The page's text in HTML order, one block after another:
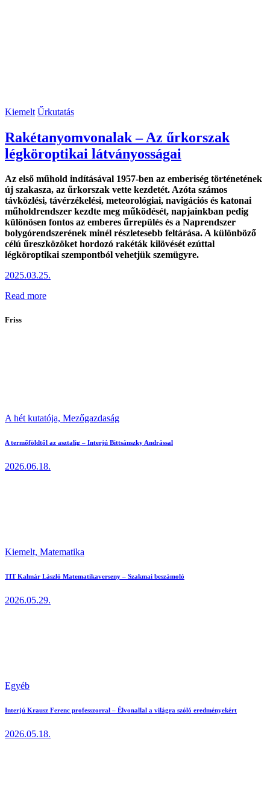
Kiemelt Űrkutatás
Rakétanyomvonalak – Az űrkorszak
légköroptikai látványosságai
Az első műhold indításával 1957-ben az emberiség történetének
új szakasza, az űrkorszak vette kezdetét. Azóta számos
távközlési, távérzékelési, meteorológiai, navigációs és katonai
műholdrendszer kezdte meg működését, napjainkban pedig
különösen fontos az emberes űrrepülés és a Naprendszer
bolygórendszerének minél részletesebb feltárása. A különböző
célú űreszközöket hordozó rakéták kilövését ezúttal
légköroptikai szempontból vehetjük szemügyre.
2025.03.25.
Read more
Friss
A hét kutatója, Mezőgazdaság
A termőföldtől az asztalig – Interjú Bittsánszky Andrással
2026.06.18.
Kiemelt, Matematika
TIT Kalmár László Matematikaverseny – Szakmai beszámoló
2026.05.29.
Egyéb
Interjú Krausz Ferenc professzorral – Élvonallal a világra szóló eredményekért
2026.05.18.